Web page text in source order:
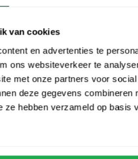
van cookies
en advertenties te
ons websiteverkeer te
met onze partners voor
deze gegevens combineren
ze hebben verzameld op basis